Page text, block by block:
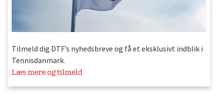
Tilmeld dig DTF’s nyhedsbreve og få et eksklusivt indblik i
Tennisdanmark.
Læs mere og tilmeld